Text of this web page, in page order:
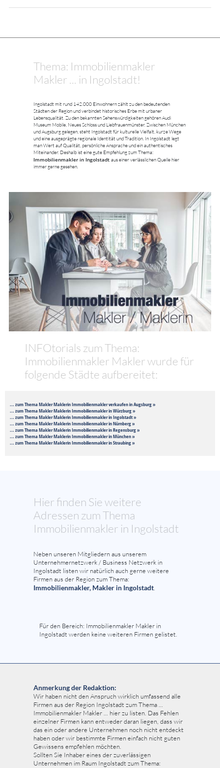
Thema: Immobilienmakler
Makler ... in Ingolstadt!
Ingolstadt mit rund 142.000 Einwohnern zählt zu den bedeutenden
Städten der Region und verbindet historisches Erbe mit urbaner
Lebensqualität. Zu den bekannten Sehenswürdigkeiten gehören Audi
Museum Mobile, Neues Schloss und Liebfrauenmünster. Zwischen München
und Augsburg gelegen, steht Ingolstadt für kulturelle Vielfalt, kurze Wege
und eine ausgeprägte regionale Identität und Tradition. In Ingolstadt legt
man Wert auf Qualität, persönliche Ansprache und ein authentisches
Miteinander. Deshalb ist eine gute Empfehlung zum Thema:
Immobilienmakler in Ingolstadt aus einer verlässlichen Quelle hier
immer gerne gesehen.
INFOtorials zum Thema:
Immobilienmakler Makler wurde für
folgende Städte aufbereitet:
... zum Thema Makler Maklerin Immobilienmakler verkaufen in Augsburg »
... zum Thema Makler Maklerin Immobilienmakler in Würzburg »
... zum Thema Makler Maklerin Immobilienmakler in Ingolstadt »
... zum Thema Makler Maklerin Immobilienmakler in Nürnberg »
... zum Thema Makler Maklerin Immobilienmakler in Regensburg »
... zum Thema Makler Maklerin Immobilienmakler in München »
... zum Thema Makler Maklerin Immobilienmakler in Straubing »
Hier finden Sie weitere
Adressen zum Thema
Immobilienmakler in Ingolstadt
Neben unseren Mitgliedern aus unserem
Unternehmernetzwerk / Business Netzwerk in
Ingolstadt listen wir natürlich auch gerne weitere
Firmen aus der Region zum Thema:
Immobilienmakler, Makler in Ingolstadt.
Für den Bereich: Immobilienmakler Makler in
Ingolstadt werden keine weiteren Firmen gelistet.
Anmerkung der Redaktion:
Wir haben nicht den Anspruch wirklich umfassend alle
Firmen aus der Region Ingolstadt zum Thema ...
Immobilienmakler Makler ... hier zu listen. Das Fehlen
einzelner Firmen kann entweder daran liegen, dass wir
das ein oder andere Unternehmen noch nicht entdeckt
haben oder wir bestimmte Firmen einfach nicht guten
Gewissens empfehlen möchten.
Sollten Sie Inhaber eines der zuverlässigen
Unternehmen im Raum Ingolstadt zum Thema: